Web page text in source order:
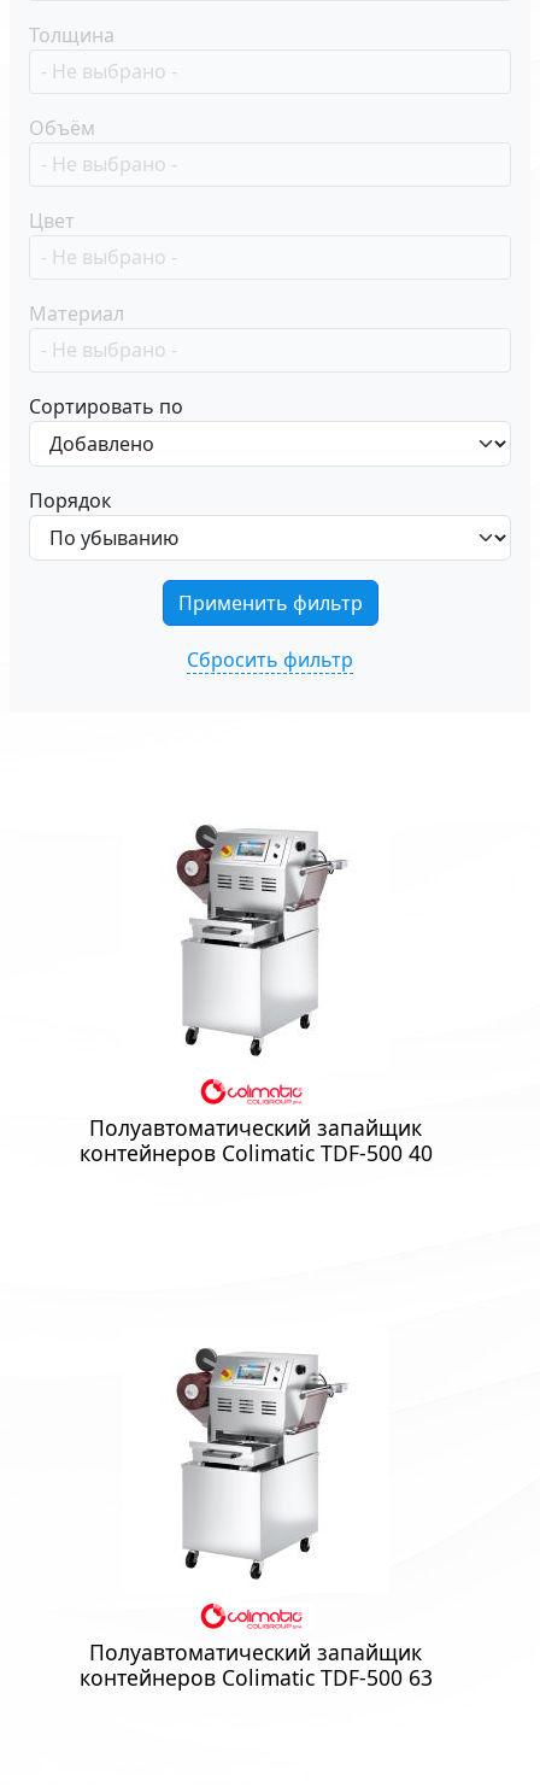
Толщина
Объём
Цвет
Материал
Сортировать по
Порядок
Сбросить фильтр
Полуавтоматический запайщик
контейнеров Colimatic TDF-500 40
Полуавтоматический запайщик
контейнеров Colimatic TDF-500 63